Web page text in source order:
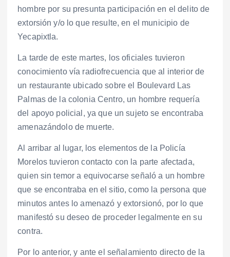
hombre por su presunta participación en el delito de
extorsión y/o lo que resulte, en el municipio de
Yecapixtla.
La tarde de este martes, los oficiales tuvieron
conocimiento vía radiofrecuencia que al interior de
un restaurante ubicado sobre el Boulevard Las
Palmas de la colonia Centro, un hombre requería
del apoyo policial, ya que un sujeto se encontraba
amenazándolo de muerte.
Al arribar al lugar, los elementos de la Policía
Morelos tuvieron contacto con la parte afectada,
quien sin temor a equivocarse señaló a un hombre
que se encontraba en el sitio, como la persona que
minutos antes lo amenazó y extorsionó, por lo que
manifestó su deseo de proceder legalmente en su
contra.
Por lo anterior, y ante el señalamiento directo de la